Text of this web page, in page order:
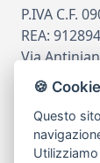
P.IVA C.F.
REA: 912894
Via
80078
tel
email
🍪 Cookie
Questo